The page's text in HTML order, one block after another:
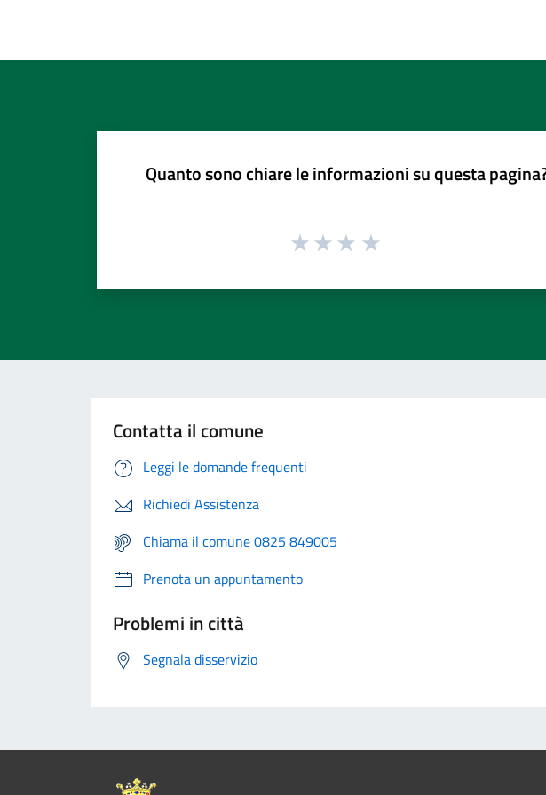
Quanto sono chiare le informazioni su questa
Contatta il comune
Leggi le domande frequenti
Richiedi Assistenza
Chiama il comune 0825 849005
Prenota un appuntamento
Problemi in città
Segnala disservizio